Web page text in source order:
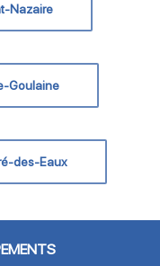
Nazaire
Goulaine
des-Eaux